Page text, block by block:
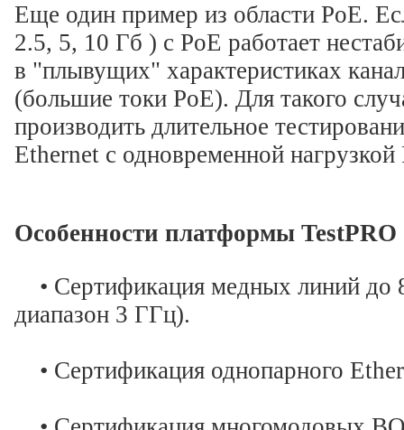
Еще один пример из области PoE.
2.5, 5, 10 Гб ) с PoE работает
в "плывущих" характеристиках
(большие токи PoE). Для такого
производить длительное
Ethernet с одновременной
Особенности платформы
• Сертификация медных линий до
диапазон 3 ГГц).
• Сертификация однопарного